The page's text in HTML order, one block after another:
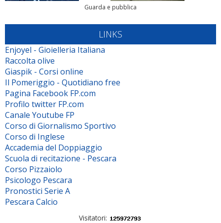
Guarda e pubblica
LINKS
Enjoyel - Gioielleria Italiana
Raccolta olive
Giaspik - Corsi online
Il Pomeriggio - Quotidiano free
Pagina Facebook FP.com
Profilo twitter FP.com
Canale Youtube FP
Corso di Giornalismo Sportivo
Corso di Inglese
Accademia del Doppiaggio
Scuola di recitazione - Pescara
Corso Pizzaiolo
Psicologo Pescara
Pronostici Serie A
Pescara Calcio
Visitatori: